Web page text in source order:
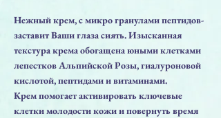
Нежный крем, с микро гранулами пептидов-
заставит Ваши глаза сиять. Изысканная
текстура крема обогащена юными клетками
лепестков Альпийской Розы, гиалуроновой
кислотой, пептидами и витаминами.
Крем помогает активировать ключевые
клетки молодости кожи и повернуть время